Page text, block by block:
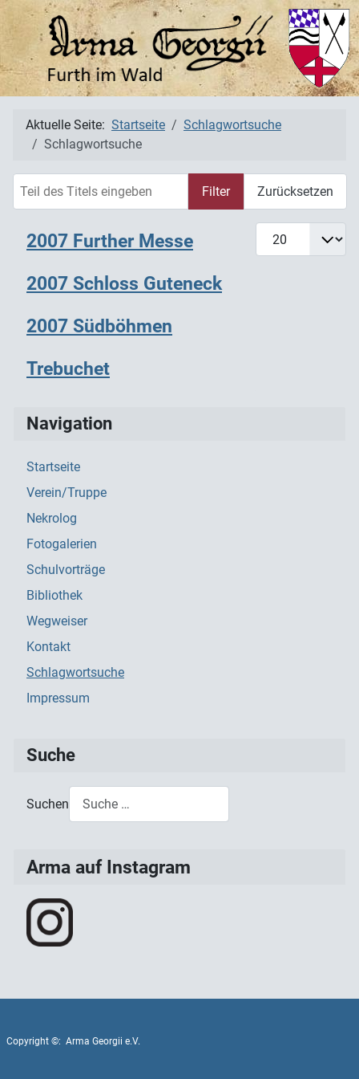
Aktuelle Seite: Startseite
Schlagwortsuche
Schlagwortsuche
Filter Zurücksetzen
Anzeige #
2007 Further Messe
2007 Schloss Guteneck
2007 Südböhmen
Trebuchet
Navigation
Startseite
Verein/Truppe
Nekrolog
Fotogalerien
Schulvorträge
Bibliothek
Wegweiser
Kontakt
Schlagwortsuche
Impressum
Suche
Suchen
Arma auf Instagram
Copyright ©: Arma Georgii e.V.